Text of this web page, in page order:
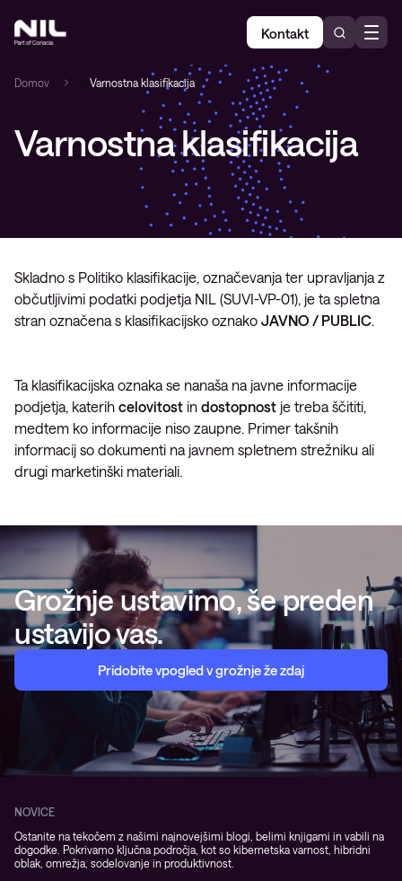
Kontakt
Domov Varnostna klasifikacija
Varnostna klasifikacija
Skladno s Politiko klasifikacije, označevanja ter upravljanja z
občutljivimi podatki podjetja NIL (SUVI-VP-01), je ta spletna
stran označena s klasifikacijsko oznako JAVNO / PUBLIC.
Ta klasifikacijska oznaka se nanaša na javne informacije
podjetja, katerih celovitost in dostopnost je treba ščititi,
medtem ko informacije niso zaupne. Primer takšnih
informacij so dokumenti na javnem spletnem strežniku ali
drugi marketinški materiali.
Grožnje ustavimo, še preden
ustavijo vas.
Pridobite vpogled v grožnje že zdaj
NOVICE
Ostanite na tekočem z našimi najnovejšimi blogi, belimi knjigami in vabili na
dogodke. Pokrivamo ključna področja, kot so kibernetska varnost, hibridni
oblak, omrežja, sodelovanje in produktivnost.